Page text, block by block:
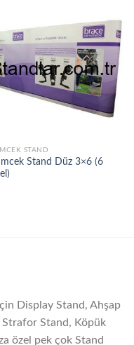
STAND
Stand Düz 3×6 (6
Display Stand, Ahşap
Stand, Köpük
özel pek çok Stand